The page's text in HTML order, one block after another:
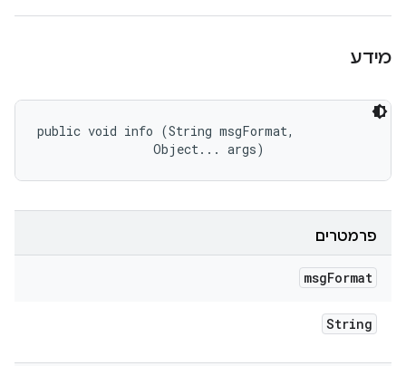
מידע
public void info (String msgFormat,
                Object... args)
פרמטרים
msgFormat
String